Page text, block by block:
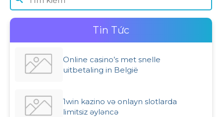
Tin Tức
Online casino’s met snelle
uitbetaling in België
1win kazino və onlayn slotlarda
limitsiz əyləncə